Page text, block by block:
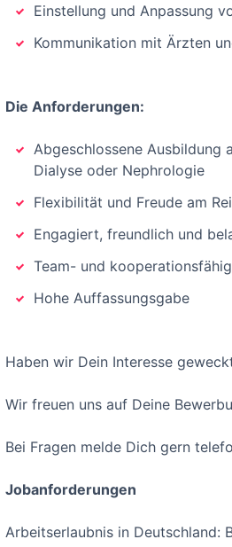
Einstellung und Anpassung
Kommunikation mit Ärzten
Die Anforderungen:
Abgeschlossene Ausbildung
Dialyse oder Nephrologie
Flexibilität und Freude am
Engagiert, freundlich und
Team- und kooperationsfähig
Hohe Auffassungsgabe
Haben wir Dein Interesse
Wir freuen uns auf Deine
Bei Fragen melde Dich gern
Jobanforderungen
Arbeitserlaubnis in Deutschland: